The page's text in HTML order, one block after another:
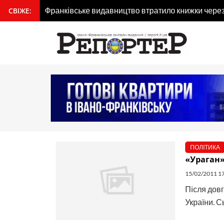
вмісту
СВІЖЕ: Франківське видавництво втратило книжки
ПОЛІТИКА
15/02/2011
Після
України.